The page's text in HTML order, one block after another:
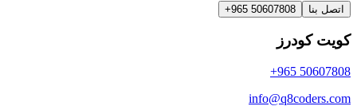
اتصل بنا +965 50607808
كويت كودرز
+965 50607808
info@q8coders.com